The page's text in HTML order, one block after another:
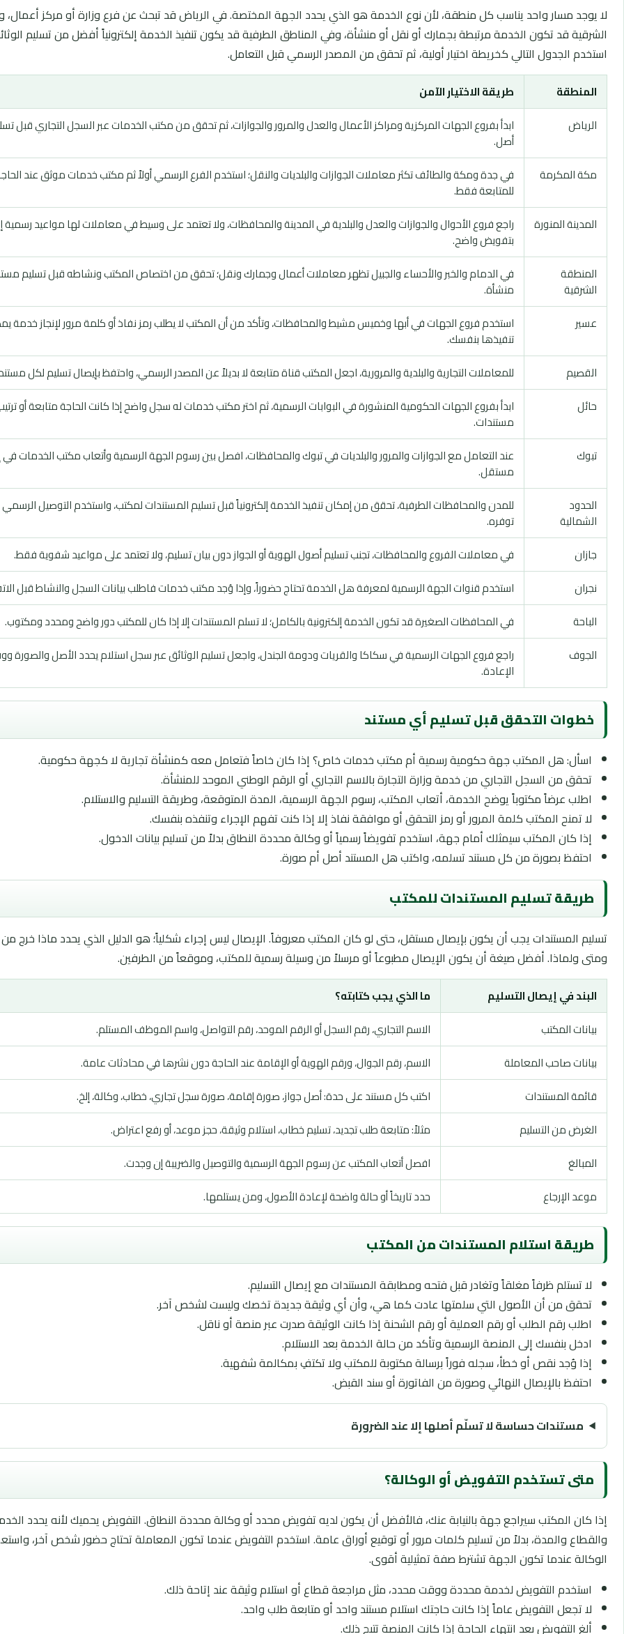
لا يوجد مسار واحد يناسب كل منطقة، لأن نوع الخدمة هو الذي يحدد الجهة المختصة. في الرياض قد تبحث عن فرع وزارة أو مركز
الشرقية قد تكون الخدمة مرتبطة بجمارك أو نقل أو منشأة، وفي المناطق الطرفية قد يكون تنفيذ الخدمة إلكترونياً أفضل من تسليم
استخدم الجدول التالي كخريطة اختيار أولية، ثم تحقق من المصدر الرسمي قبل التعامل.
المنطقة
طريقة الاختيار الآمن
الرياض
ابدأ بفروع الجهات المركزية ومراكز الأعمال والعدل والمرور والجوازات، ثم تحقق من مكتب الخدمات عبر السجل التجاري قبل
أصل.
مكة المكرمة
في جدة ومكة والطائف تكثر معاملات الجوازات والبلديات والنقل؛ استخدم الفرع الرسمي أولاً ثم مكتب خدمات موثق عند
للمتابعة فقط.
المدينة المنورة
راجع فروع الأحوال والجوازات والعدل والبلدية في المدينة والمحافظات، ولا تعتمد على وسيط في معاملات لها مواعيد رسمية
بتفويض واضح.
المنطقة
الشرقية
في الدمام والخبر والأحساء والجبيل تظهر معاملات أعمال وجمارك ونقل؛ تحقق من اختصاص المكتب ونشاطه قبل تسليم
منشأة.
عسير
استخدم فروع الجهات في أبها وخميس مشيط والمحافظات، وتأكد من أن المكتب لا يطلب رمز نفاذ أو كلمة مرور لإنجاز خدمة
تنفيذها بنفسك.
القصيم
للمعاملات التجارية والبلدية والمرورية، اجعل المكتب قناة متابعة لا بديلاً عن المصدر الرسمي، واحتفظ بإيصال تسليم لكل
حائل
ابدأ بفروع الجهات الحكومية المنشورة في البوابات الرسمية، ثم اختر مكتب خدمات له سجل واضح إذا كانت الحاجة متابعة أو
مستندات.
تبوك
عند التعامل مع الجوازات والمرور والبلديات في تبوك والمحافظات، افصل بين رسوم الجهة الرسمية وأتعاب مكتب الخدمات
مستقل.
الحدود
الشمالية
للمدن والمحافظات الطرفية، تحقق من إمكان تنفيذ الخدمة إلكترونياً قبل تسليم المستندات لمكتب، واستخدم التوصيل
توفره.
جازان
في معاملات الفروع والمحافظات، تجنب تسليم أصول الهوية أو الجواز دون بيان تسليم، ولا تعتمد على مواعيد شفوية فقط.
نجران
استخدم قنوات الجهة الرسمية لمعرفة هل الخدمة تحتاج حضوراً، وإذا وُجد مكتب خدمات فاطلب بيانات السجل والنشاط قبل
الباحة
في المحافظات الصغيرة قد تكون الخدمة إلكترونية بالكامل؛ لا تسلم المستندات إلا إذا كان للمكتب دور واضح ومحدد ومكتوب.
الجوف
راجع فروع الجهات الرسمية في سكاكا والقريات ودومة الجندل، واجعل تسليم الوثائق عبر سجل استلام يحدد الأصل والصورة
الإعادة.
خطوات التحقق قبل تسليم أي مستند
اسأل: هل المكتب جهة حكومية رسمية أم مكتب خدمات خاص؟ إذا كان خاصاً فتعامل معه كمنشأة تجارية لا كجهة حكومية.
تحقق من السجل التجاري من خدمة وزارة التجارة بالاسم التجاري أو الرقم الوطني الموحد للمنشأة.
اطلب عرضاً مكتوباً يوضح الخدمة، أتعاب المكتب، رسوم الجهة الرسمية، المدة المتوقعة، وطريقة التسليم والاستلام.
لا تمنح المكتب كلمة المرور أو رمز التحقق أو موافقة نفاذ إلا إذا كنت تفهم الإجراء وتنفذه بنفسك.
إذا كان المكتب سيمثلك أمام جهة، استخدم تفويضاً رسمياً أو وكالة محددة النطاق بدلاً من تسليم بيانات الدخول.
احتفظ بصورة من كل مستند تسلمه، واكتب هل المستند أصل أم صورة.
طريقة تسليم المستندات للمكتب
تسليم المستندات يجب أن يكون بإيصال مستقل، حتى لو كان المكتب معروفاً. الإيصال ليس إجراء شكلياً؛ هو الدليل الذي يحدد ماذا خرج
ومتى ولماذا. أفضل صيغة أن يكون الإيصال مطبوعاً أو مرسلاً من وسيلة رسمية للمكتب، وموقعاً من الطرفين.
البند في إيصال التسليم
ما الذي يجب كتابته؟
بيانات المكتب
الاسم التجاري، رقم السجل أو الرقم الموحد، رقم التواصل، واسم الموظف المستلم.
بيانات صاحب المعاملة
الاسم، رقم الجوال، ورقم الهوية أو الإقامة عند الحاجة دون نشرها في محادثات عامة.
قائمة المستندات
اكتب كل مستند على حدة: أصل جواز، صورة إقامة، صورة سجل تجاري، خطاب، وكالة، إلخ.
الغرض من التسليم
مثلاً: متابعة طلب تجديد، تسليم خطاب، استلام وثيقة، حجز موعد، أو رفع اعتراض.
المبالغ
افصل أتعاب المكتب عن رسوم الجهة الرسمية والتوصيل والضريبة إن وجدت.
موعد الإرجاع
حدد تاريخاً أو حالة واضحة لإعادة الأصول، ومن يستلمها.
طريقة استلام المستندات من المكتب
لا تستلم ظرفاً مغلقاً وتغادر قبل فتحه ومطابقة المستندات مع إيصال التسليم.
تحقق من أن الأصول التي سلمتها عادت كما هي، وأن أي وثيقة جديدة تخصك وليست لشخص آخر.
اطلب رقم الطلب أو رقم العملية أو رقم الشحنة إذا كانت الوثيقة صدرت عبر منصة أو ناقل.
ادخل بنفسك إلى المنصة الرسمية وتأكد من حالة الخدمة بعد الاستلام.
إذا وُجد نقص أو خطأ، سجله فوراً برسالة مكتوبة للمكتب ولا تكتفِ بمكالمة شفهية.
احتفظ بالإيصال النهائي وصورة من الفاتورة أو سند القبض.
مستندات حساسة لا تسلّم أصلها إلا عند الضرورة
متى تستخدم التفويض أو الوكالة؟
إذا كان المكتب سيراجع جهة بالنيابة عنك، فالأفضل أن يكون لديه تفويض محدد أو وكالة محددة النطاق. التفويض يحميك لأنه يحدد
والقطاع والمدة، بدلاً من تسليم كلمات مرور أو توقيع أوراق عامة. استخدم التفويض عندما تكون المعاملة تحتاج حضور شخص آخر،
الوكالة عندما تكون الجهة تشترط صفة تمثيلية أقوى.
استخدم التفويض لخدمة محددة ووقت محدد، مثل مراجعة قطاع أو استلام وثيقة عند إتاحة ذلك.
لا تجعل التفويض عاماً إذا كانت حاجتك استلام مستند واحد أو متابعة طلب واحد.
ألغ التفويض بعد انتهاء الحاجة إذا كانت المنصة تتيح ذلك.